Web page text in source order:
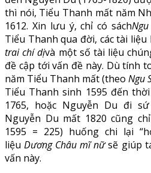
thì nói, Tiểu Thanh mất năm
1612. Xin lưu ý, chỉ có sách
Tiểu Thanh qua đời, các tài liệu
trai chí dịvà một số tài liệu
đề cập tới vấn đề này. Dù tính
năm Tiểu Thanh mất (theo Ngu
Tiểu Thanh sinh 1595 đến
1765, hoặc Nguyễn Du đi
Nguyễn Du mất 1820 cũng
1595 = 225) huống chi lại
liệuDương Châu mĩ nữsẽ giúp
vấn này.